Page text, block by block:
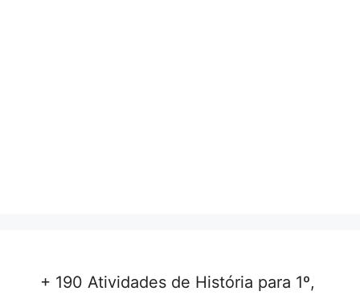
+ 190 Atividades de História para 1º,